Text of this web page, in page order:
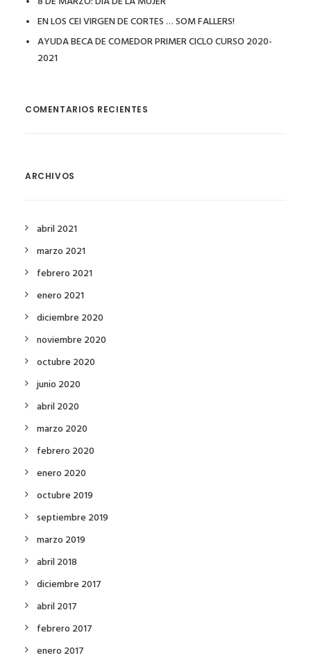
EN LOS CEI VIRGEN DE CORTES … SOM FALLERS!
AYUDA BECA DE COMEDOR PRIMER CICLO CURSO 2020-
2021
COMENTARIOS RECIENTES
ARCHIVOS
abril 2021
marzo 2021
febrero 2021
enero 2021
diciembre 2020
noviembre 2020
octubre 2020
junio 2020
abril 2020
marzo 2020
febrero 2020
enero 2020
octubre 2019
septiembre 2019
marzo 2019
abril 2018
diciembre 2017
abril 2017
febrero 2017
enero 2017